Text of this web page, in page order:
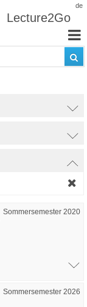
de
Lecture2Go
Sommersemester 2020
Sommersemester 2026